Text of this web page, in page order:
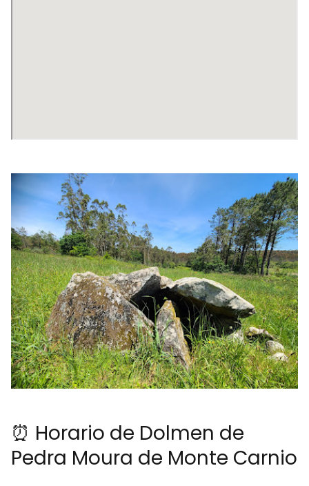
⏰ Horario de Dolmen de
Pedra Moura de Monte Carnio